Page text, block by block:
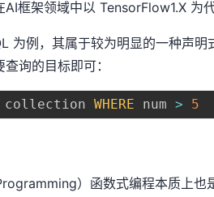
框架领域中以 TensorFlow1.X 为
为例，其属于较为明显的一种声
询的目标即可：
collection WHERE num > 5
）函数式编程本质上也